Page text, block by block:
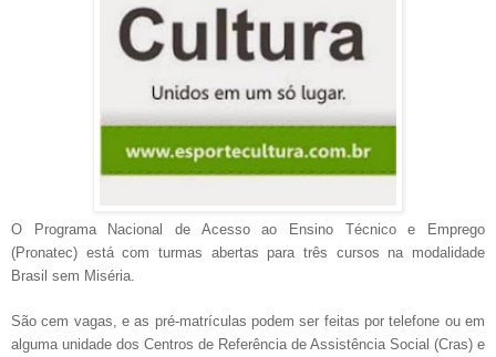
O Programa Nacional de Acesso ao Ensino Técnico e Emprego
(Pronatec) está com turmas abertas para três cursos na modalidade
Brasil sem Miséria.
São cem vagas, e as pré-matrículas podem ser feitas por telefone ou em
alguma unidade dos Centros de Referência de Assistência Social (Cras) e